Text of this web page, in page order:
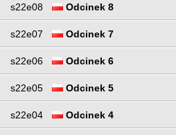
s22e08 Odcinek 8
s22e07 Odcinek 7
s22e06 Odcinek 6
s22e05 Odcinek 5
s22e04 Odcinek 4